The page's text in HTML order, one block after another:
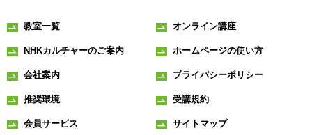
教室一覧 オンライン講座
NHKカルチャーのご案内 ホームページの使い方
会社案内 プライバシーポリシー
推奨環境 受講規約
会員サービス サイトマップ